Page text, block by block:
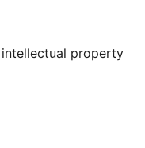
property